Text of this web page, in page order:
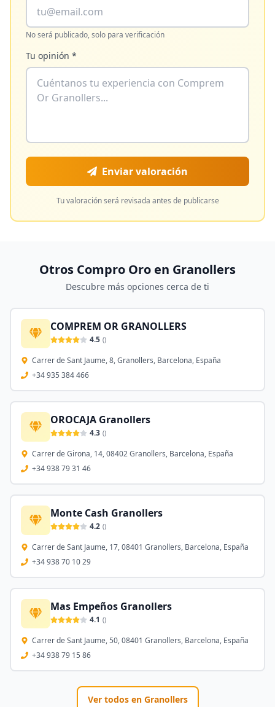
No será publicado, solo para verificación
Tu opinión *
Enviar valoración
Tu valoración será revisada antes de publicarse
Otros Compro Oro en Granollers
Descubre más opciones cerca de ti
COMPREM OR GRANOLLERS
4.5 ()
Carrer de Sant Jaume, 8, Granollers, Barcelona, España
+34 935 384 466
OROCAJA Granollers
4.3 ()
Carrer de Girona, 14, 08402 Granollers, Barcelona, España
+34 938 79 31 46
Monte Cash Granollers
4.2 ()
Carrer de Sant Jaume, 17, 08401 Granollers, Barcelona, España
+34 938 70 10 29
Mas Empeños Granollers
4.1 ()
Carrer de Sant Jaume, 50, 08401 Granollers, Barcelona, España
+34 938 79 15 86
Ver todos en Granollers